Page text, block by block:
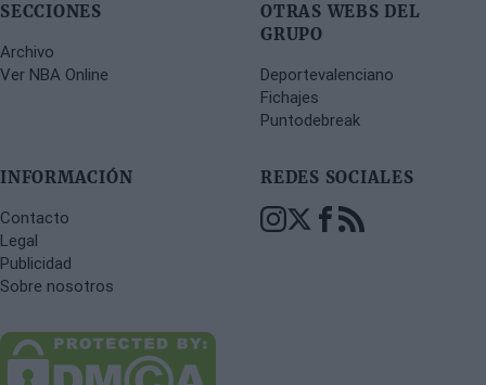
SECCIONES
Archivo
Ver NBA Online
OTRAS WEBS DEL
GRUPO
Deportevalenciano
Fichajes
Puntodebreak
INFORMACIÓN
Contacto
Legal
Publicidad
Sobre nosotros
REDES SOCIALES